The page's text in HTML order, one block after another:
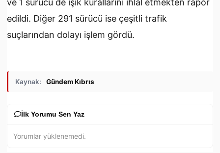
ve 1 sürücü de ışık kurallarını ihlal etmekten rapor
edildi. Diğer 291 sürücü ise çeşitli trafik
suçlarından dolayı işlem gördü.
Kaynak: Gündem Kıbrıs
İlk Yorumu Sen Yaz
Yorumlar yüklenemedi.